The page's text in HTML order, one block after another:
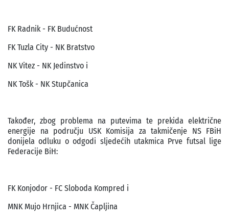
FK Radnik - FK Budućnost
FK Tuzla City - NK Bratstvo
NK Vitez - NK Jedinstvo i
NK Tošk - NK Stupčanica
Također, zbog problema na putevima te prekida električne
energije na području USK Komisija za takmičenje NS FBiH
donijela odluku o odgodi sljedećih utakmica Prve futsal lige
Federacije BiH:
FK Konjodor - FC Sloboda Kompred i
MNK Mujo Hrnjica - MNK Čapljina